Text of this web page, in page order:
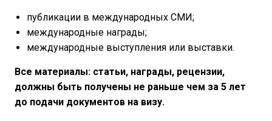
публикации в международных СМИ;
международные награды;
международные выступления или выставки.
Все материалы: статьи, награды, рецензии,
должны быть получены не раньше чем за 5 лет
до подачи документов на визу.